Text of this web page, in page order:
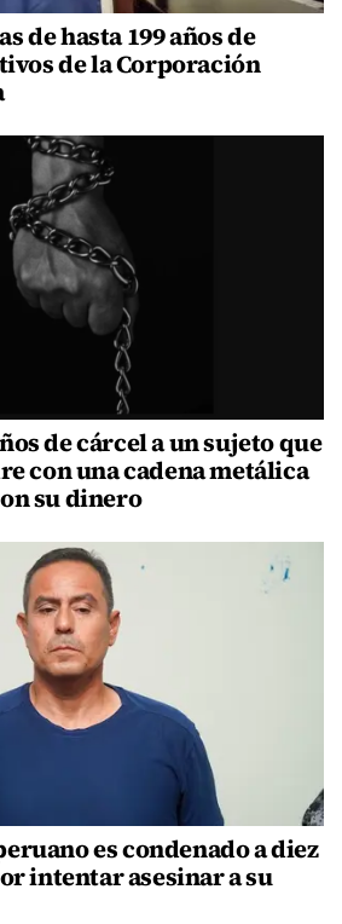
de hasta 199 años de
de la Corporación
de cárcel a un sujeto que
con una cadena metálica
su dinero
es condenado a diez
intentar asesinar a su